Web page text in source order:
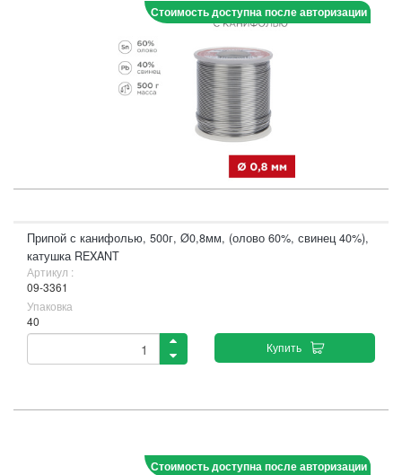
Стоимость доступна после авторизации
Припой с канифолью, 500г, Ø0,8мм, (олово 60%, свинец 40%),
катушка REXANT
Артикул :
09-3361
Упаковка
40
Купить
Стоимость доступна после авторизации